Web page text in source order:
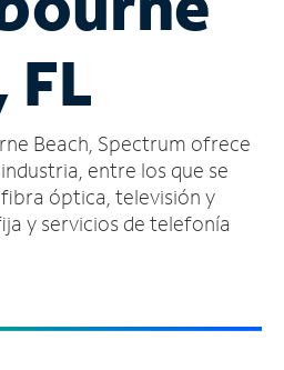
FL
Beach, Spectrum ofrece
entre los que se
óptica, televisión y
y servicios de telefonía